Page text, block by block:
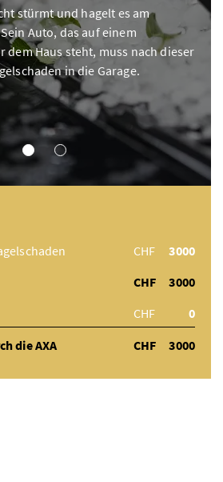
stürmt und hagelt es am
Auto, das auf einem
dem Haus steht, muss nach dieser
in die Garage.
CHF
3000
CHF
3000
CHF
0
die AXA
CHF 3000
TEILKASKO